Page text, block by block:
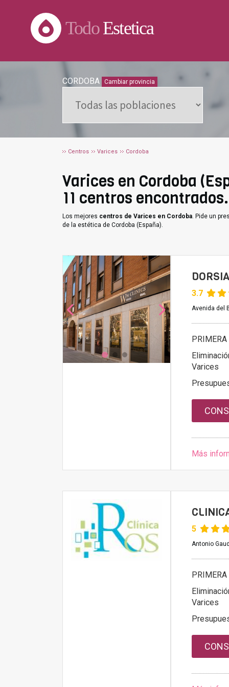
TodoEstetica
CORDOBA Cambiar provincia
Centros Varices Cordoba
Varices en Cordoba
11 centros encontrados.
Los mejores centros de Varices en Cordoba. Pide un
de la estética de Cordoba (España).
3.7
Avenida del
PRIMERA
Varices
Más
5
Antonio
PRIMERA
Varices